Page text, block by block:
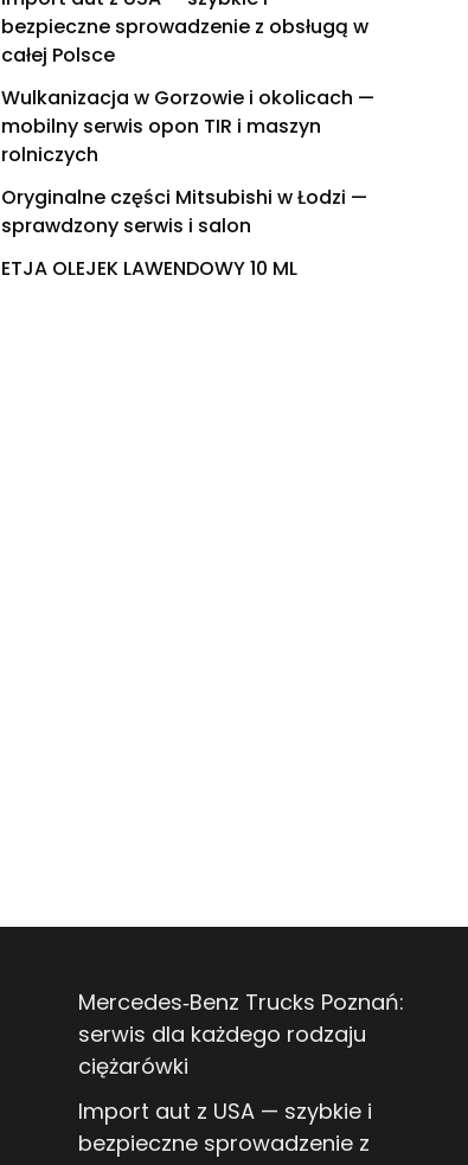
bezpieczne sprowadzenie z obsługą w
całej Polsce
Wulkanizacja w Gorzowie i okolicach —
mobilny serwis opon TIR i maszyn
rolniczych
Oryginalne części Mitsubishi w Łodzi —
sprawdzony serwis i salon
ETJA OLEJEK LAWENDOWY 10 ML
Mercedes‑Benz Trucks Poznań:
serwis dla każdego rodzaju
ciężarówki
Import aut z USA — szybkie i
bezpieczne sprowadzenie z